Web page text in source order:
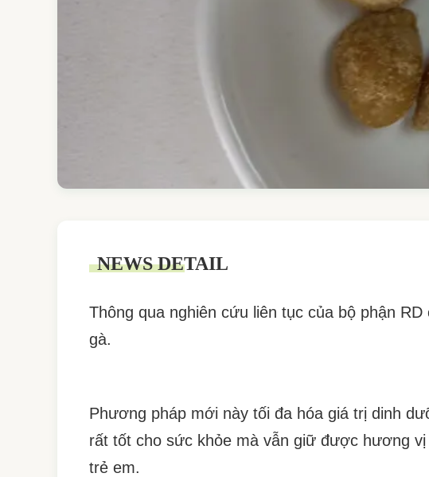
NEWS DETAIL
Thông qua nghiên cứu liên tục của bộ phận
gà.
Phương pháp mới này tối đa hóa giá trị dinh
rất tốt cho sức khỏe mà vẫn giữ được hương
trẻ em.